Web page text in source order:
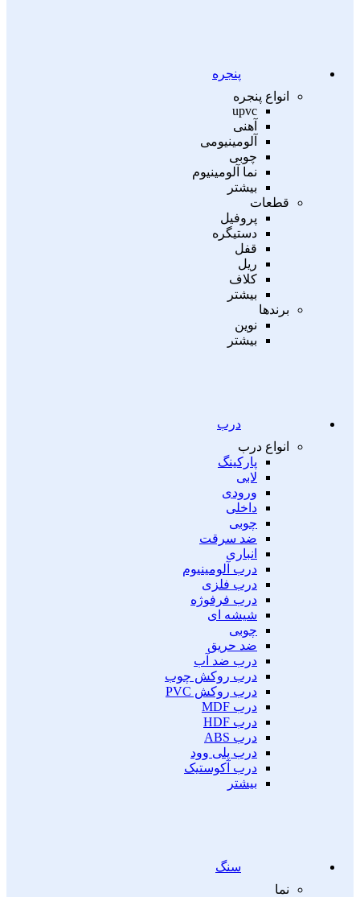
پنجره
انواع پنجره
upvc
آهنی
آلومینیومی
چوبی
نما آلومینیوم
بیشتر
قطعات
پروفیل
دستیگره
قفل
ریل
کلاف
بیشتر
برندها
نوین
بیشتر
درب
انواع درب
پارکینگ
لابی
ورودی
داخلی
چوبی
ضد سرقت
انباری
درب آلومینیوم
درب فلزی
درب فرفوژه
شیشه ای
چوبی
ضد حریق
درب ضد آب
درب روکش چوب
درب روکش PVC
درب MDF
درب HDF
درب ABS
درب پلی وود
درب آکوستیک
بیشتر
سنگ
نما